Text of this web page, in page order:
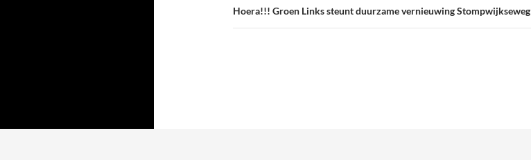
Hoera!!! Groen Links steunt duurzame vernieuwing Stompwijkseweg